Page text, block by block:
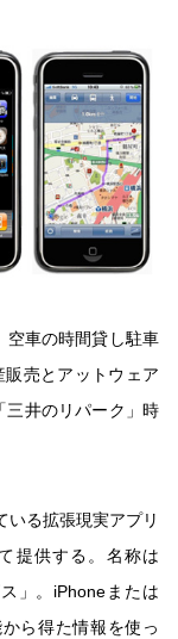
空車の時間貸し駐車
売とアットウェア
三井のリパーク」時
いる拡張現実アプリ
提供する。名称は
」。iPhoneまたは
ら得た情報を使っ